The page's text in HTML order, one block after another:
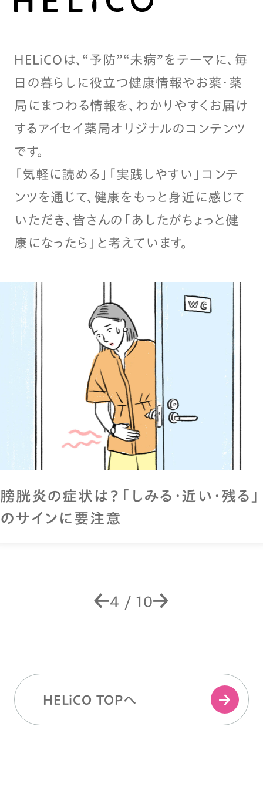
HELiCOは、“予防”“未病”をテーマに、毎
日の暮らしに役立つ健康情報やお薬・薬
局にまつわる情報を、わかりやすくお届け
するアイセイ薬局オリジナルのコンテンツ
です。
「気軽に読める」「実践しやすい」コンテ
ンツを通じて、健康をもっと身近に感じて
いただき、皆さんの「あしたがちょっと健
康になったら」と考えています。
膀胱炎の症状は？「しみる・近い・残る」
のサインに要注意
4 / 10
HELiCO TOPへ